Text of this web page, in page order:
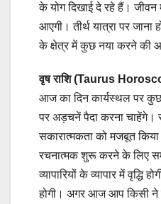
के योग दिखाई दे रहे हैं।
आएगी। तीर्थ यात्रा पर
के क्षेत्र में कुछ नया करने की
वृष राशि (Taurus
आज का दिन कार्यस्थल पर कुछ
पर अड़चनें पैदा करना चाहेंगे।
सकारात्मकता को मजबूत
रचनात्मक शुरू करने के लिए
व्यापारियों के व्यापार में वृद्धि
होगी। अगर आज आप किसी